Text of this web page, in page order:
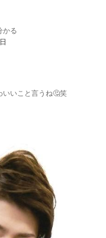
かる
いいこと言うね🤔笑